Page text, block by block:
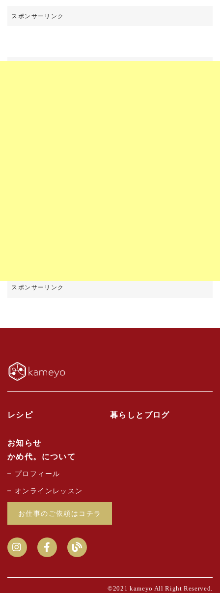
レシピ 暮らしとブログ
お知らせ
かめ代。について
プロフィール
オンラインレッスン
お仕事のご依頼はコチラ
©2021 kameyo All Right Reserved.